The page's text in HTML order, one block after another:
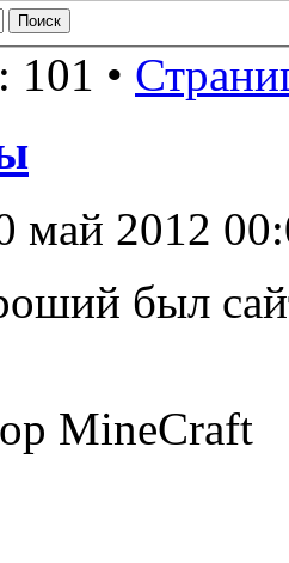
•
май 2012
был
MineCraft